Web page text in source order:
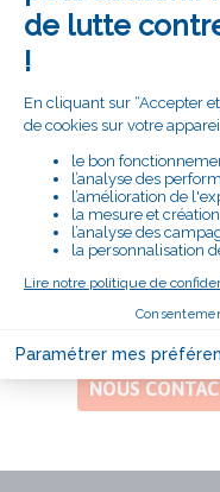
m'engage"
PRÈS
AdresseMaison
de
téléphone
NOUS